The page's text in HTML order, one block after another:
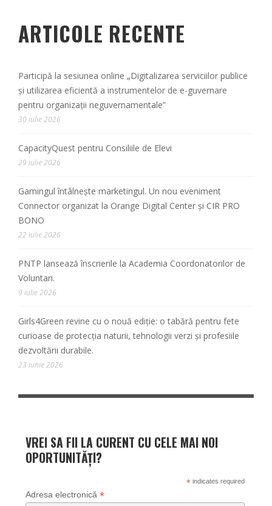
ARTICOLE RECENTE
Participă la sesiunea online „Digitalizarea serviciilor publice
și utilizarea eficientă a instrumentelor de e-guvernare
pentru organizații neguvernamentale”
30 iulie 2026
CapacityQuest pentru Consiliile de Elevi
29 iulie 2026
Gamingul întâlnește marketingul. Un nou eveniment
Connector organizat la Orange Digital Center și CIR PRO
BONO
22 iulie 2026
PNTP lansează înscrierile la Academia Coordonatorilor de
Voluntari.
9 iulie 2026
Girls4Green revine cu o nouă ediție: o tabără pentru fete
curioase de protecția naturii, tehnologii verzi și profesiile
dezvoltării durabile.
23 iunie 2026
VREI SA FII LA CURENT CU CELE MAI NOI
OPORTUNITĂȚI?
*indicates required
Adresa electronică *